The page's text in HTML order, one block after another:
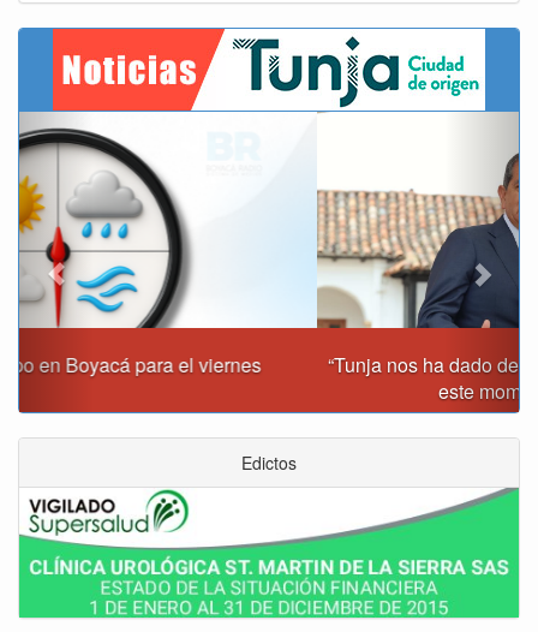
“Tunja nos ha dado demasiado y no podemos fallarle en
Previous
Edictos